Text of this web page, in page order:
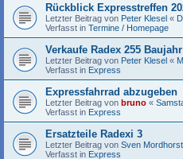
Rückblick Expresstreffen
Letzter Beitrag von Peter Klesel «
Verfasst in Termine / Homepage
Verkaufe Radex 255
Letzter Beitrag von Peter Klesel «
Verfasst in Express
Expressfahrrad abzugeben
Letzter Beitrag von bruno «
Verfasst in Express
Ersatzteile Radexi 3
Letzter Beitrag von Sven Mordhorst
Verfasst in Express